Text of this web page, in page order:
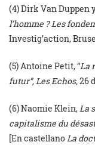
(4) Dirk Van Duppen
l’homme ? Les
Investig’action,
(5) Antoine Petit, “La
futur”,Les Echos,26
(6) Naomie Klein,La
capitalisme du
[En castellanoLa